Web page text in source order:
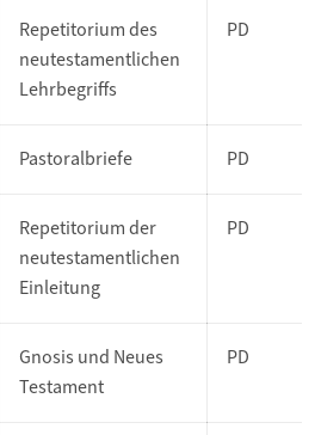
Repetitorium des
neutestamentlichen
Lehrbegriffs
PD
Pastoralbriefe PD
Repetitorium der
neutestamentlichen
Einleitung
PD
Gnosis und Neues
Testament
PD